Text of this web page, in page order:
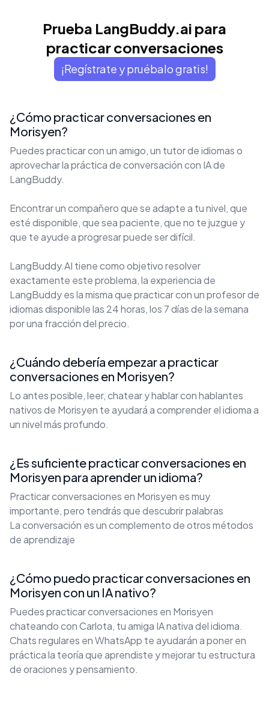
Prueba LangBuddy.ai para
practicar conversaciones
¡Regístrate y pruébalo gratis!
¿Cómo practicar conversaciones en
Morisyen?
Puedes practicar con un amigo, un tutor de idiomas o
aprovechar la práctica de conversación con IA de
LangBuddy.
Encontrar un compañero que se adapte a tu nivel, que
esté disponible, que sea paciente, que no te juzgue y
que te ayude a progresar puede ser difícil.
LangBuddy.AI tiene como objetivo resolver
exactamente este problema, la experiencia de
LangBuddy es la misma que practicar con un profesor de
idiomas disponible las 24 horas, los 7 días de la semana
por una fracción del precio.
¿Cuándo debería empezar a practicar
conversaciones en Morisyen?
Lo antes posible, leer, chatear y hablar con hablantes
nativos de Morisyen te ayudará a comprender el idioma a
un nivel más profundo.
¿Es suficiente practicar conversaciones en
Morisyen para aprender un idioma?
Practicar conversaciones en Morisyen es muy
importante, pero tendrás que descubrir palabras
La conversación es un complemento de otros métodos
de aprendizaje
¿Cómo puedo practicar conversaciones en
Morisyen con un IA nativo?
Puedes practicar conversaciones en Morisyen
chateando con Carlota, tu amiga IA nativa del idioma.
Chats regulares en WhatsApp te ayudarán a poner en
práctica la teoría que aprendiste y mejorar tu estructura
de oraciones y pensamiento.